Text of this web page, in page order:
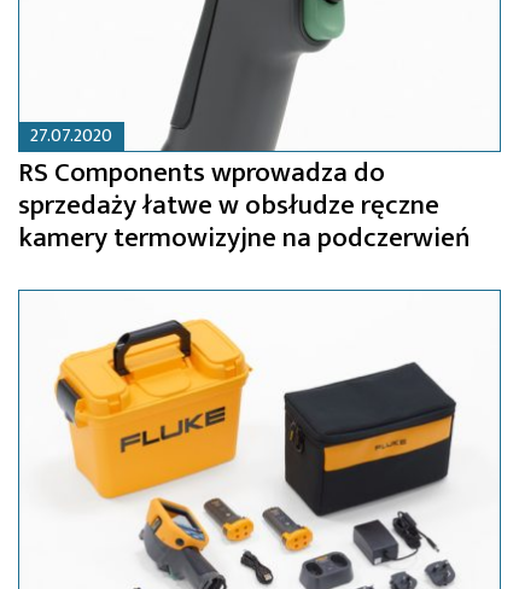
27.07.2020
RS Components wprowadza do
sprzedaży łatwe w obsłudze ręczne
kamery termowizyjne na podczerwień